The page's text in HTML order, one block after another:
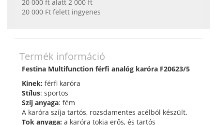
20 000 ft alatt 2 000 ft
20 000 Ft felett ingyenes
Termék információ
Festina Multifunction férfi analóg karóra F20623/5
Kinek: férfi karóra
Stílus: sportos
Szíj anyaga: fém
A karóra szíja tartós, rozsdamentes acélból készült.
Tok anyaga: a karóra tokja erős, és tartós